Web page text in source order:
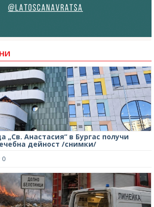
„Св. Анастасия“ в Бургас получи
дейност /снимки/
0